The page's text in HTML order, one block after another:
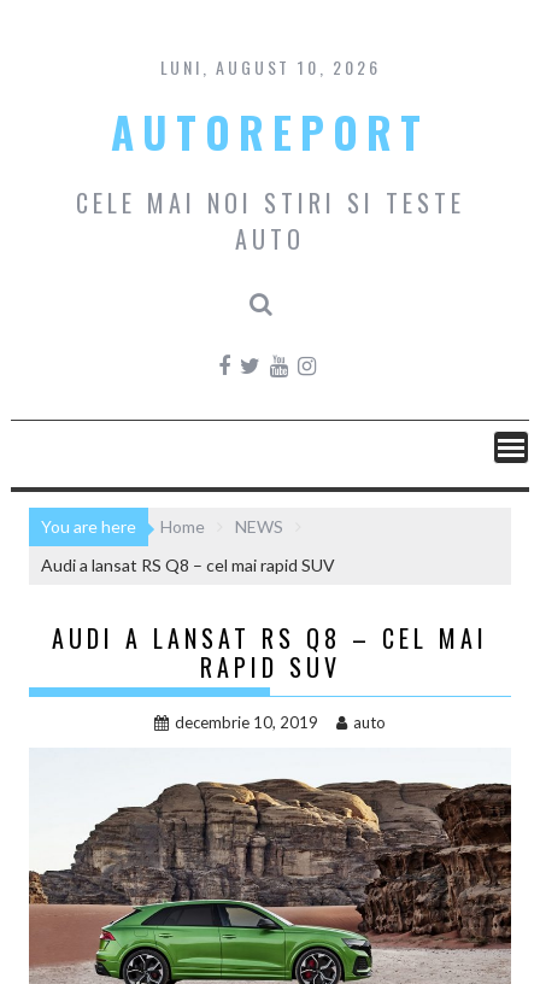
content
LUNI, AUGUST 10, 2026
AUTOREPORT
CELE MAI NOI STIRI SI TESTE
AUTO
You are here Home
NEWS
Audi a lansat RS Q8 – cel mai rapid SUV
AUDI A LANSAT RS Q8 – CEL MAI
RAPID SUV
decembrie 10, 2019 auto